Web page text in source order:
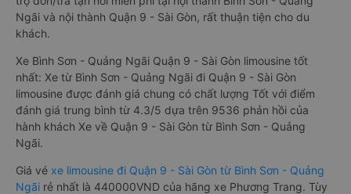
Ngãi và nội thành Quận 9 - Sài Gòn, rất thuận tiện cho du
khách.
Xe Bình Sơn - Quảng Ngãi Quận 9 - Sài Gòn limousine tốt
nhất: Xe từ Bình Sơn - Quảng Ngãi đi Quận 9 - Sài Gòn
limousine được đánh giá chung có chất lượng Tốt với điểm
đánh giá trung bình từ 4.3/5 dựa trên 9536 phản hồi của
hành khách Xe về Quận 9 - Sài Gòn từ Bình Sơn - Quảng
Ngãi.
Giá vé xe limousine đi Quận 9 - Sài Gòn từ Bình Sơn - Quảng
Ngãi rẻ nhất là 440000VND của hãng xe Phương Trang. Tùy